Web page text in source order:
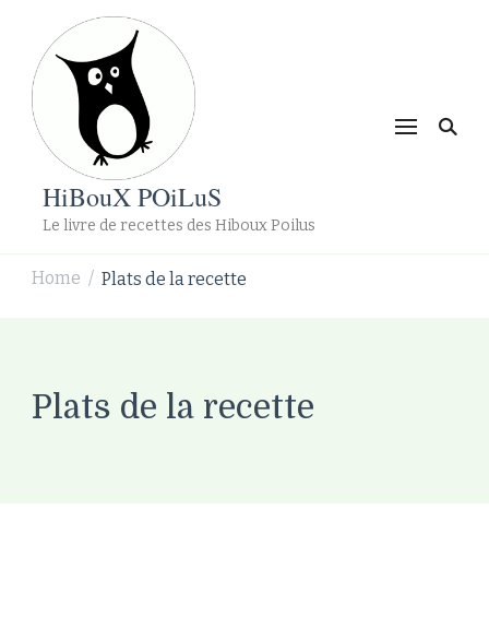
HiBouX POiLuS
Le livre de recettes des Hiboux Poilus
Home / Plats de la recette
Plats de la recette